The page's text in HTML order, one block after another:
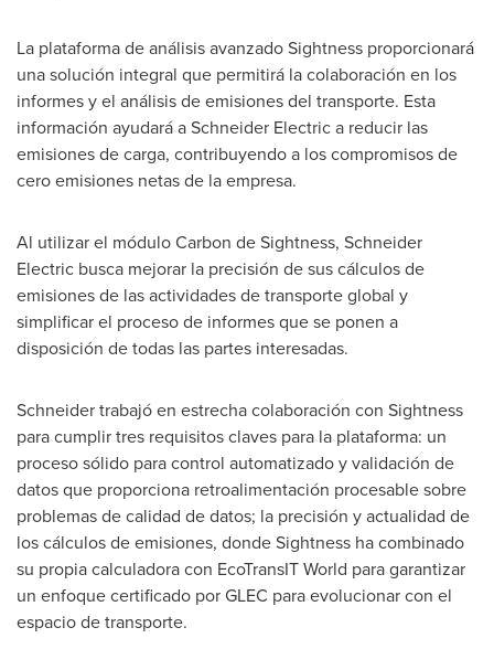
La plataforma de análisis avanzado Sightness proporcionará
una solución integral que permitirá la colaboración en los
informes y el análisis de emisiones del transporte. Esta
información ayudará a Schneider Electric a reducir las
emisiones de carga, contribuyendo a los compromisos de
cero emisiones netas de la empresa.
Al utilizar el módulo Carbon de Sightness, Schneider
Electric busca mejorar la precisión de sus cálculos de
emisiones de las actividades de transporte global y
simplificar el proceso de informes que se ponen a
disposición de todas las partes interesadas.
Schneider trabajó en estrecha colaboración con Sightness
para cumplir tres requisitos claves para la plataforma: un
proceso sólido para control automatizado y validación de
datos que proporciona retroalimentación procesable sobre
problemas de calidad de datos; la precisión y actualidad de
los cálculos de emisiones, donde Sightness ha combinado
su propia calculadora con EcoTransIT World para garantizar
un enfoque certificado por GLEC para evolucionar con el
espacio de transporte.